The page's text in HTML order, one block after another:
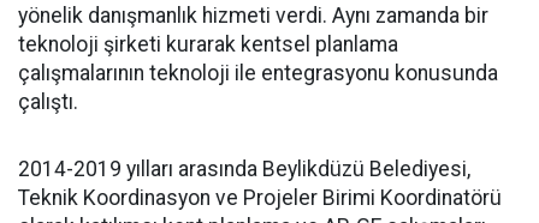
yönelik danışmanlık hizmeti verdi. Aynı zamanda bir
teknoloji şirketi kurarak kentsel planlama
çalışmalarının teknoloji ile entegrasyonu konusunda
çalıştı.
2014-2019 yılları arasında Beylikdüzü Belediyesi,
Teknik Koordinasyon ve Projeler Birimi Koordinatörü